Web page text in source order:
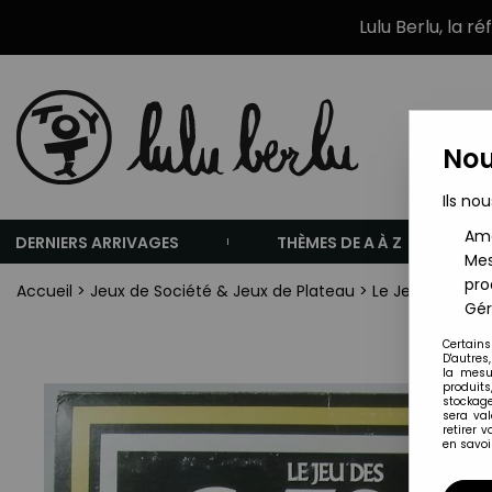
Lulu Berlu, la
DERNIERS ARRIVAGES THÈMES DE A À Z
Accueil > Jeux de Société & Jeux de Plateau > Le Jeu des
Ils
la
sera
retirer
en